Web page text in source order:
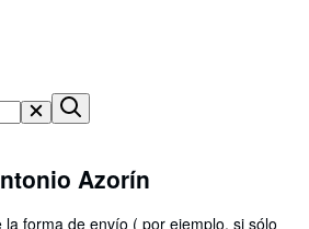
Azorín
forma de envío ( por ejemplo, si sólo